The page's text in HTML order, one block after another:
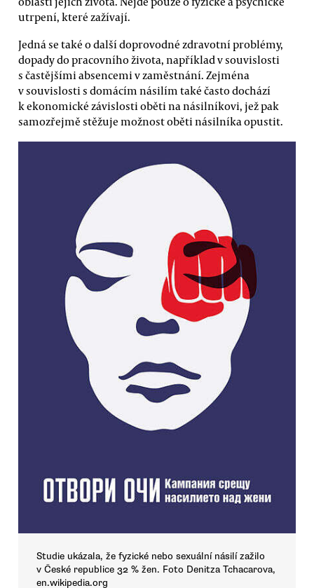
utrpení, které zažívají.
Jedná se také o další doprovodné zdravotní problémy,
dopady do pracovního života, například v souvislosti
s častějšími absencemi v zaměstnání. Zejména
v souvislosti s domácím násilím také často dochází
k ekonomické závislosti oběti na násilníkovi, jež pak
samozřejmě stěžuje možnost oběti násilníka opustit.
Studie ukázala, že fyzické nebo sexuální násilí zažilo
v České republice 32 % žen. Foto Denitza Tchacarova,
en.wikipedia.org